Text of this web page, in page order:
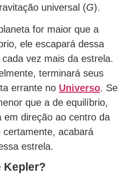
universal (G).
for maior que a
ele escapará dessa
vez mais da estrela.
terminará seus
errante no Universo. Se
que a de equilíbrio,
em direção ao centro da
acabará
estrela.
Kepler?